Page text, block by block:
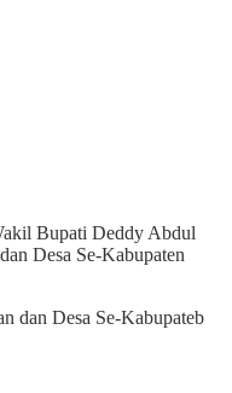
Bupati Deddy Abdul
Desa Se-Kabupaten
dan Desa Se-Kabupateb